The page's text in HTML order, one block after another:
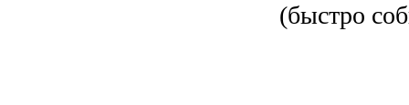
(быстро